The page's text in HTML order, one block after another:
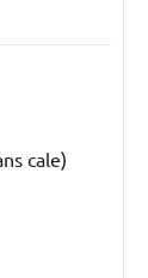
cale)